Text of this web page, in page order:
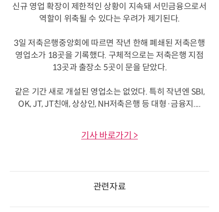
신규 영업 확장이 제한적인 상황이 지속돼 서민금융으로서
역할이 위축될 수 있다는 우려가 제기된다.
3일 저축은행중앙회에 따르면 작년 한해 폐쇄된 저축은행
영업소가 18곳을 기록했다. 구체적으로는 저축은행 지점
13곳과 출장소 5곳이 문을 닫았다.
같은 기간 새로 개설된 영업소는 없었다. 특히 작년엔 SBI,
OK, JT, JT친애, 상상인, NH저축은행 등 대형·금융지....
기사 바로가기 >
관련자료